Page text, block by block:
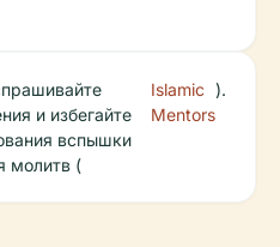
и избегайте
вспышки
молитв (
Islamic
Mentors
).